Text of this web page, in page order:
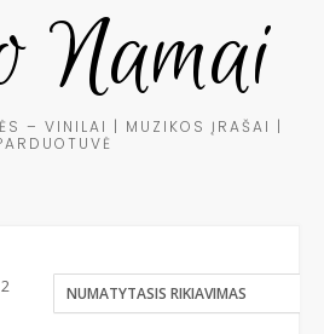
Namai
– VINILAI | MUZIKOS ĮRAŠAI |